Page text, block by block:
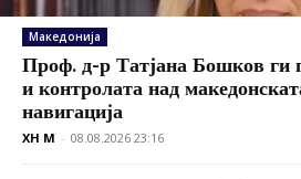
Македонија
Проф. д-р Татјана Бошков ги
и контролата над
навигација
XH M - 08.08.2026 23:16